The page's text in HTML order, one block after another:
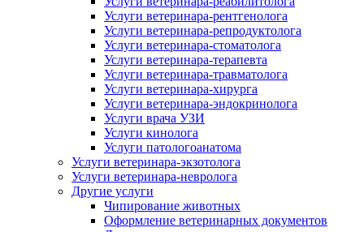
Услуги ветеринара-рентгенолога
Услуги ветеринара-репродуктолога
Услуги ветеринара-стоматолога
Услуги ветеринара-терапевта
Услуги ветеринара-травматолога
Услуги ветеринара-хирурга
Услуги ветеринара-эндокринолога
Услуги врача УЗИ
Услуги кинолога
Услуги патологоанатома
Услуги ветеринара-экзотолога
Услуги ветеринара-невролога
Другие услуги
Чипирование животных
Оформление ветеринарных документов